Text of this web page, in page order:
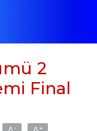
2
Final
- +